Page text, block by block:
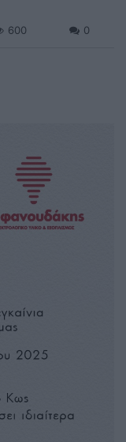
600 0